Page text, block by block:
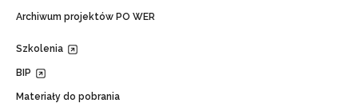
Archiwum projektów PO WER
Szkolenia
BIP
Materiały do pobrania